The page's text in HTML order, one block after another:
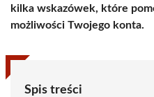
kilka wskazówek, które
możliwości Twojego konta.
Spis treści